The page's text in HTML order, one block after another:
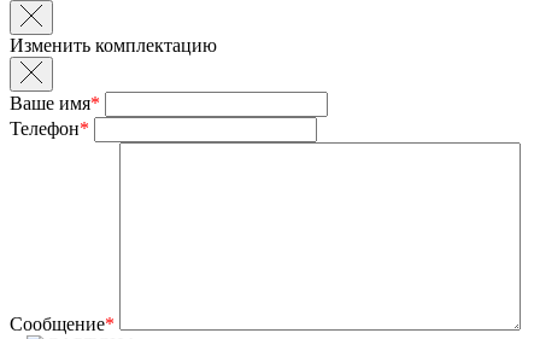
Изменить комплектацию
Ваше имя*
Телефон*
Сообщение*